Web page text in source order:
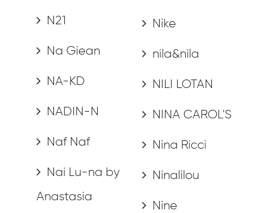
N21
Na Giean
NA-KD
NADIN-N
Naf Naf
Nai Lu-na by
Anastasia
Nike
nila&nila
NILI LOTAN
NINA CAROL'S
Nina Ricci
Ninalilou
Nine